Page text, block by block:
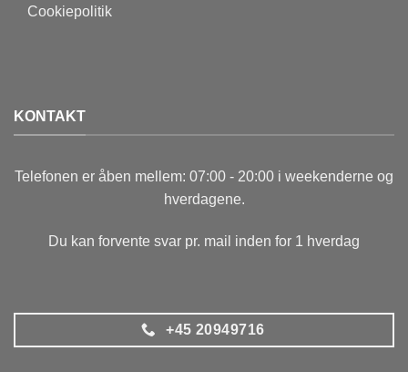
Cookiepolitik
KONTAKT
Telefonen er åben mellem: 07:00 - 20:00 i weekenderne og
hverdagene.
Du kan forvente svar pr. mail inden for 1 hverdag
+45 20949716